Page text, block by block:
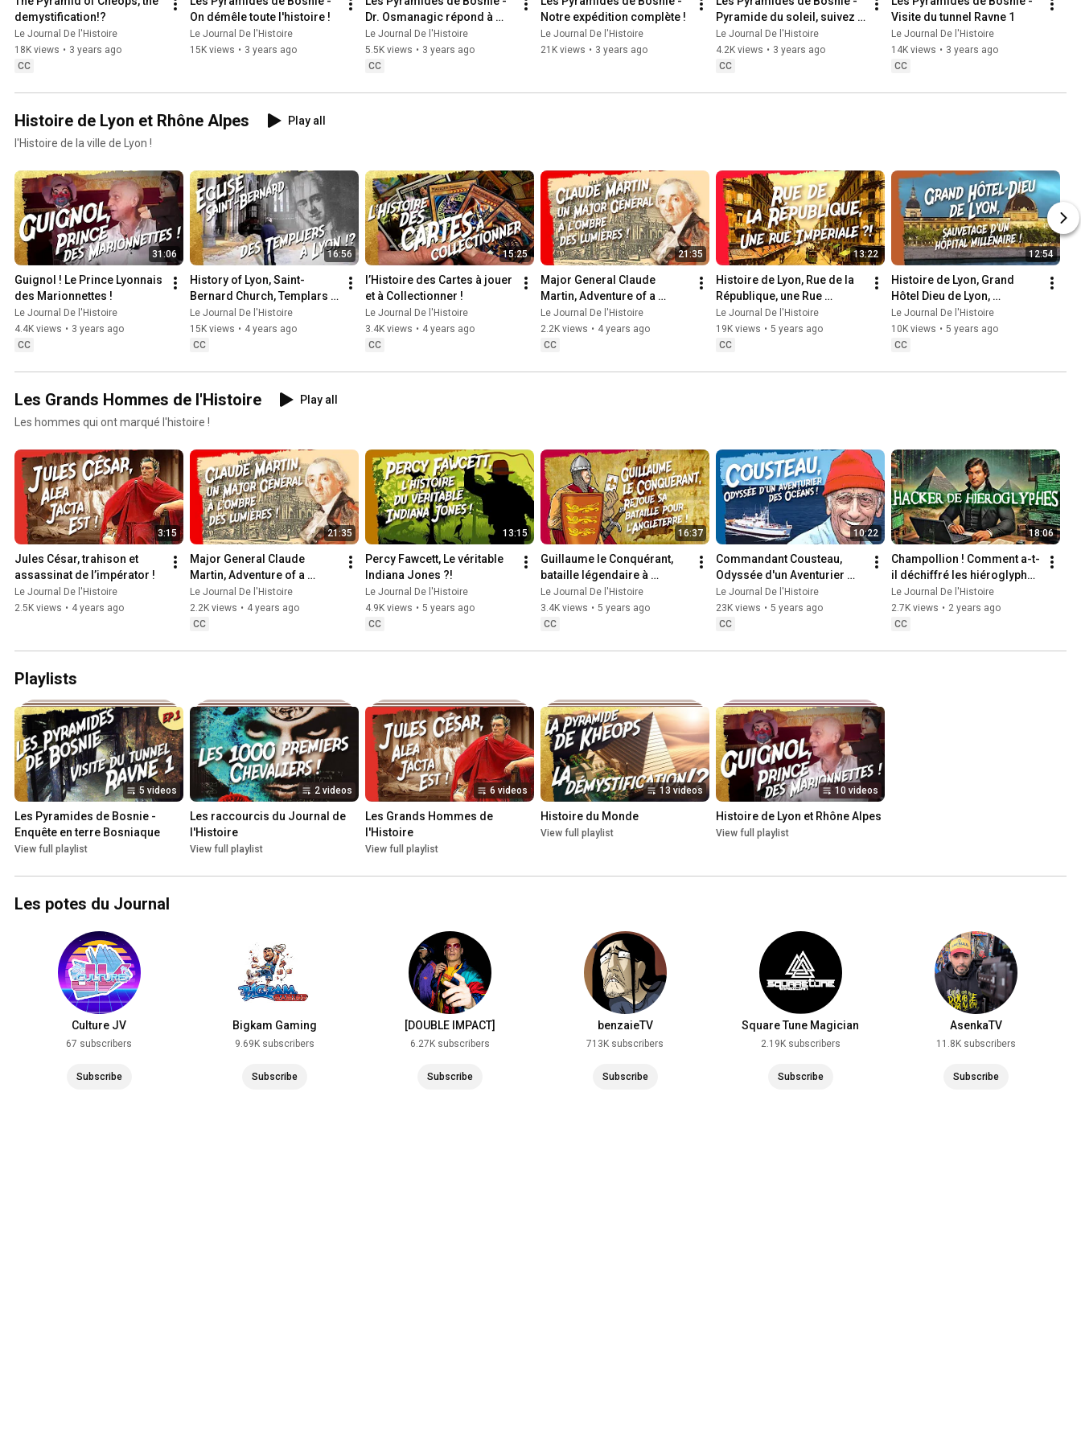
Thank you for watching this documentary.
demystification!?
Le Journal De l'Histoire
18K views • 3 years ago
CC
On démêle toute l'histoire !
Le Journal De l'Histoire
15K views • 3 years ago
Dr. Osmanagic répond à
toutes nos questions !
Le Journal De l'Histoire
5.5K views • 3 years ago
CC
Notre expédition complète !
Le Journal De l'Histoire
21K views • 3 years ago
Pyramide du soleil, suivez
le guide !
Le Journal De l'Histoire
4.2K views • 3 years ago
CC
Visite du tunnel Ravne 1
Le Journal De l'Histoire
14K views • 3 years ago
CC
Histoire de Lyon et Rhône Alpes
Play all
l'Histoire de la ville de Lyon !
31:06
Guignol ! Le Prince Lyonnais
des Marionnettes !
Le Journal De l'Histoire
4.4K views • 3 years ago
CC
16:56
History of Lyon, Saint-
Bernard Church, Templars
in Lyon!?
Le Journal De l'Histoire
15K views • 4 years ago
CC
15:25
l’Histoire des Cartes à jouer
et à Collectionner !
Le Journal De l'Histoire
3.4K views • 4 years ago
CC
21:35
Major General Claude
Martin, Adventure of a
Lyonnais in India!
Le Journal De l'Histoire
2.2K views • 4 years ago
CC
13:22
Histoire de Lyon, Rue de la
République, une Rue
Impériale ?!
Le Journal De l'Histoire
19K views • 5 years ago
CC
12:54
Histoire de Lyon, Grand
Hôtel Dieu de Lyon,
sauvetage d'un hôpital
millénaire !
Le Journal De l'Histoire
10K views • 5 years ago
CC
Les Grands Hommes de l'Histoire
Play all
Les hommes qui ont marqué l'histoire !
3:15
Jules César, trahison et
assassinat de l’impérator !
Le Journal De l'Histoire
2.5K views • 4 years ago
21:35
Major General Claude
Martin, Adventure of a
Lyonnais in India!
Le Journal De l'Histoire
2.2K views • 4 years ago
CC
13:15
Percy Fawcett, Le véritable
Indiana Jones ?!
Le Journal De l'Histoire
4.9K views • 5 years ago
CC
16:37
Guillaume le Conquérant,
bataille légendaire à
Hastings !
Le Journal De l'Histoire
3.4K views • 5 years ago
CC
10:22
Commandant Cousteau,
Odyssée d'un Aventurier
des océans !
Le Journal De l'Histoire
23K views • 5 years ago
CC
18:06
Champollion ! Comment a-t-
il déchiffré les hiéroglyphes
!?
Le Journal De l'Histoire
2.7K views • 2 years ago
CC
Playlists
5 videos
Les Pyramides de Bosnie -
Enquête en terre Bosniaque
View full playlist
2 videos
Les raccourcis du Journal de
l'Histoire
View full playlist
6 videos
Les Grands Hommes de
l'Histoire
View full playlist
13 videos
Histoire du Monde
View full playlist
10 videos
Histoire de Lyon et Rhône Alpes
View full playlist
Les potes du Journal
Culture JV
67 subscribers
Subscribe
Bigkam Gaming
9.69K subscribers
Subscribe
[DOUBLE IMPACT]
6.27K subscribers
Subscribe
benzaieTV
713K subscribers
Subscribe
Square Tune Magician
2.19K subscribers
Subscribe
AsenkaTV
11.8K subscribers
Subscribe